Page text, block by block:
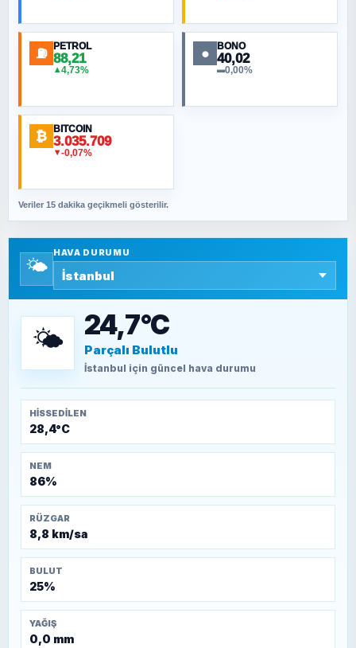
NURETTIN BÖLÜK
ORHAN KILIÇOĞLU
Fahişeye beyinli bir müstevli alçağına
SAVAŞ ŞAHİN
SEYFULLAH ÇİÇEK
TEOMAN ALPASLAN
Kütahya-Eskişehir Muharebeleri (10-24
⛽ PETROL
88,21
▲4,73%
● BONO
40,02
▬0,00%
₿ BITCOIN
3.035.709
▼-0,07%
Veriler 15 dakika geçikmeli gösterilir.
🌤️
HAVA DURUMU
🌤️ 24,7°C
Parçalı Bulutlu
İstanbul için güncel hava durumu
HISSEDILEN
28,4°C
NEM
86%
RÜZGAR
8,8 km/sa
BULUT
25%
YAĞIŞ
0,0 mm